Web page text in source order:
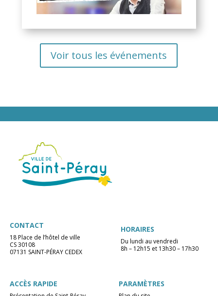
Voir tous les événements
CONTACT
18 Place de l’hôtel de ville
CS 30108
07131 SAINT-PÉRAY CEDEX
HORAIRES
Du lundi au vendredi
8h – 12h15 et 13h30 – 17h30
ACCÈS RAPIDE PARAMÈTRES